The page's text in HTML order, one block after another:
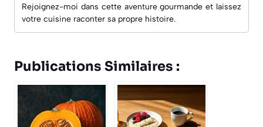
Rejoignez-moi dans cette aventure gourmande et laissez
votre cuisine raconter sa propre histoire.
Publications Similaires :